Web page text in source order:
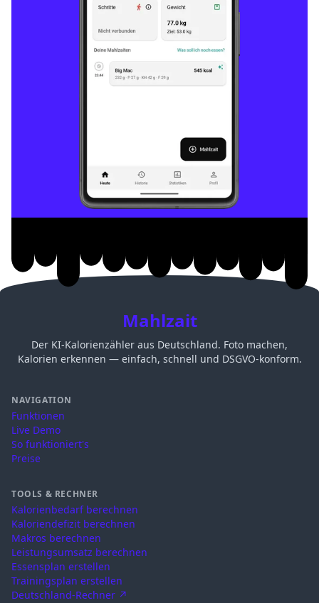
Mahlzait
Der KI-Kalorienzähler aus Deutschland. Foto machen,
Kalorien erkennen — einfach, schnell und DSGVO-konform.
NAVIGATION
Funktionen
Live Demo
So funktioniert's
Preise
TOOLS & RECHNER
Kalorienbedarf berechnen
Kaloriendefizit berechnen
Makros berechnen
Leistungsumsatz berechnen
Essensplan erstellen
Trainingsplan erstellen
Deutschland-Rechner ↗